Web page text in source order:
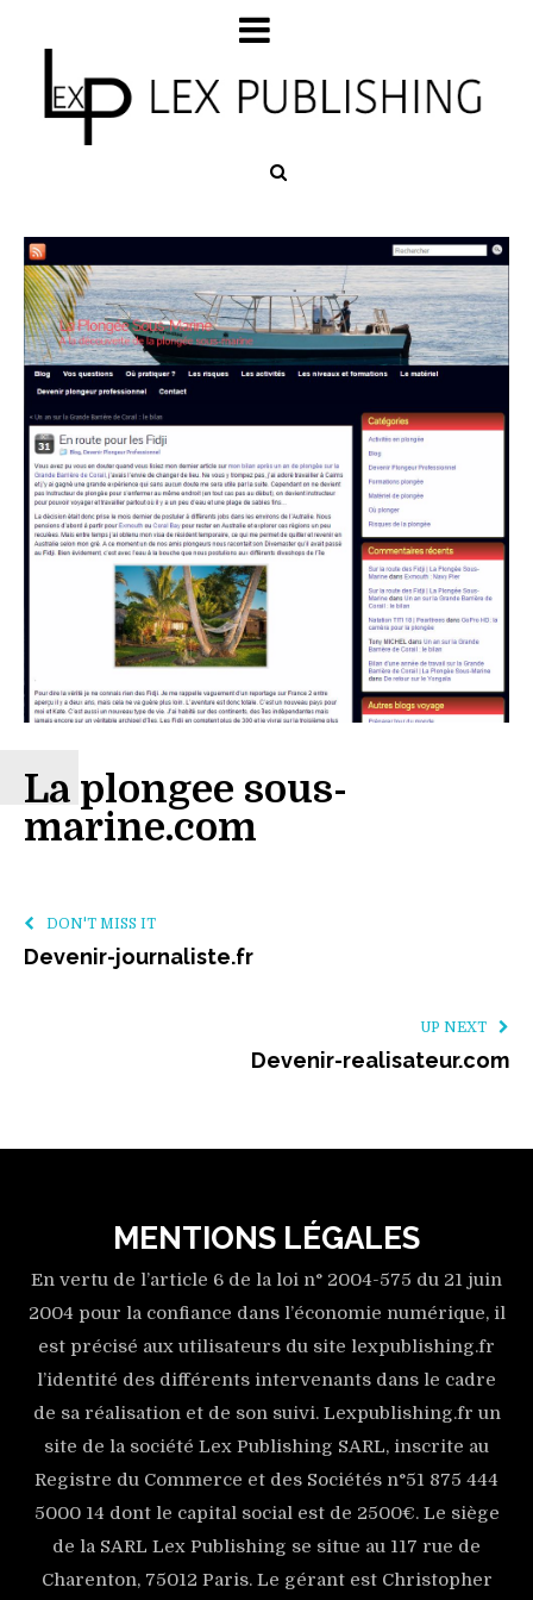
La plongee sous-
marine.com
DON'T MISS IT
Devenir-journaliste.fr
UP NEXT
Devenir-realisateur.com
MENTIONS LÉGALES
En vertu de l’article 6 de la loi n° 2004-575 du 21 juin
2004 pour la confiance dans l’économie numérique, il
est précisé aux utilisateurs du site lexpublishing.fr
l’identité des différents intervenants dans le cadre
de sa réalisation et de son suivi. Lexpublishing.fr un
site de la société Lex Publishing SARL, inscrite au
Registre du Commerce et des Sociétés n°51 875 444
5000 14 dont le capital social est de 2500€. Le siège
de la SARL Lex Publishing se situe au 117 rue de
Charenton, 75012 Paris. Le gérant est Christopher